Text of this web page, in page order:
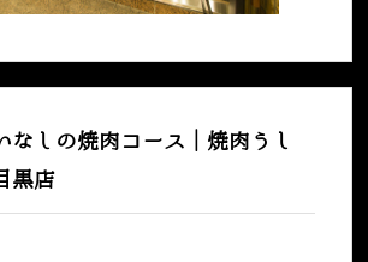
なしの焼肉コース｜焼肉うし
黒店